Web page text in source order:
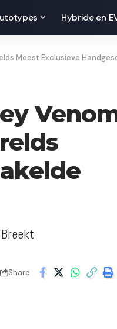
Hybride en
Handgeschakelde
Share